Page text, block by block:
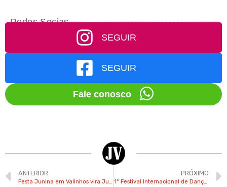
Redes Socias
SEGUIR
SEGUIR
Fale conosco
ANTERIOR
Festa Junina em Valinhos vira Julina e tem novas datas de realização
PRÓXIMO
1º Festival Internacional de Dança de Valinhos terá palestra de Ana Botafogo